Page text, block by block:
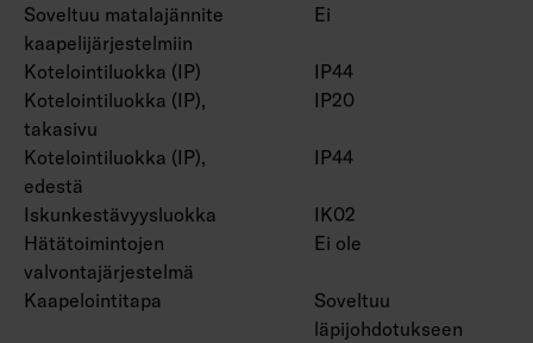
Soveltuu matalajännite
kaapelijärjestelmiin
Ei
Kotelointiluokka (IP)
IP44
Kotelointiluokka (IP),
takasivu
IP20
Kotelointiluokka (IP),
edestä
IP44
Iskunkestävyysluokka
IK02
Hätätoimintojen
valvontajärjestelmä
Ei ole
Kaapelointitapa
Soveltuu
läpijohdotukseen